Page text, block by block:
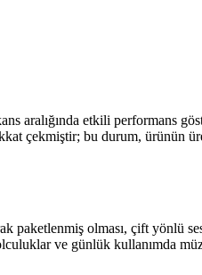
aralığında etkili performans
çekmiştir; bu durum, ürünün
paketlenmiş olması, çift yönlü
ve günlük kullanımda